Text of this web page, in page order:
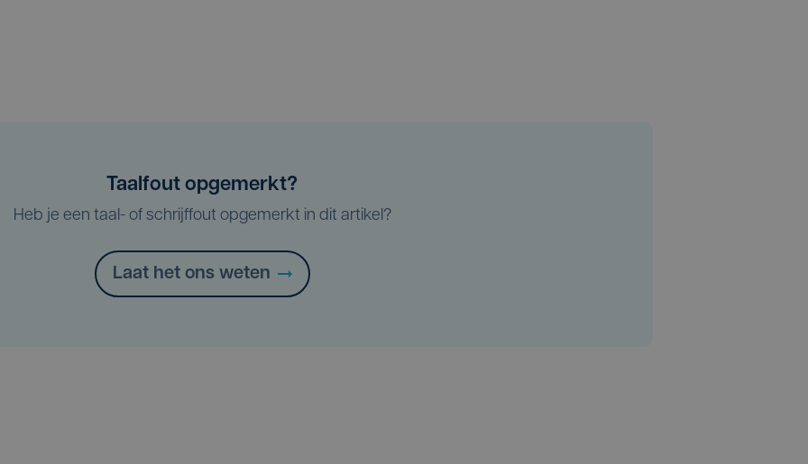
Taalfout opgemerkt?
Heb je een taal- of schrijffout opgemerkt in dit artikel?
Laat het ons weten